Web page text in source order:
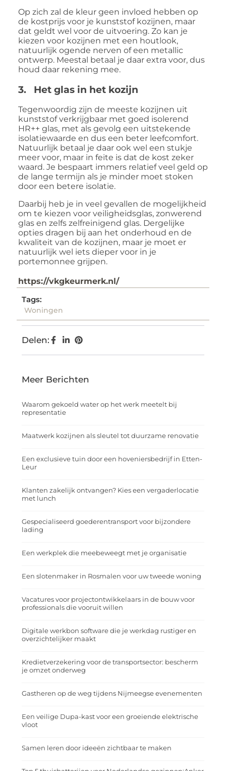
Op zich zal de kleur geen invloed hebben op
de kostprijs voor je kunststof kozijnen, maar
dat geldt wel voor de uitvoering. Zo kan je
kiezen voor kozijnen met een houtlook,
natuurlijk ogende nerven of een metallic
ontwerp. Meestal betaal je daar extra voor, dus
houd daar rekening mee.
3. Het glas in het kozijn
Tegenwoordig zijn de meeste kozijnen uit
kunststof verkrijgbaar met goed isolerend
HR++ glas, met als gevolg een uitstekende
isolatiewaarde en dus een beter leefcomfort.
Natuurlijk betaal je daar ook wel een stukje
meer voor, maar in feite is dat de kost zeker
waard. Je bespaart immers relatief veel geld op
de lange termijn als je minder moet stoken
door een betere isolatie.
Daarbij heb je in veel gevallen de mogelijkheid
om te kiezen voor veiligheidsglas, zonwerend
glas en zelfs zelfreinigend glas. Dergelijke
opties dragen bij aan het onderhoud en de
kwaliteit van de kozijnen, maar je moet er
natuurlijk wel iets dieper voor in je
portemonnee grijpen.
https://vkgkeurmerk.nl/
Tags:
Woningen
Delen:
Meer Berichten
Waarom gekoeld water op het werk meetelt bij
representatie
Maatwerk kozijnen als sleutel tot duurzame renovatie
Een exclusieve tuin door een hoveniersbedrijf in Etten-
Leur
Klanten zakelijk ontvangen? Kies een vergaderlocatie
met lunch
Gespecialiseerd goederentransport voor bijzondere
lading
Een werkplek die meebeweegt met je organisatie
Een slotenmaker in Rosmalen voor uw tweede woning
Vacatures voor projectontwikkelaars in de bouw voor
professionals die vooruit willen
Digitale werkbon software die je werkdag rustiger en
overzichtelijker maakt
Kredietverzekering voor de transportsector: bescherm
je omzet onderweg
Gastheren op de weg tijdens Nijmeegse evenementen
Een veilige Dupa-kast voor een groeiende elektrische
vloot
Samen leren door ideeën zichtbaar te maken